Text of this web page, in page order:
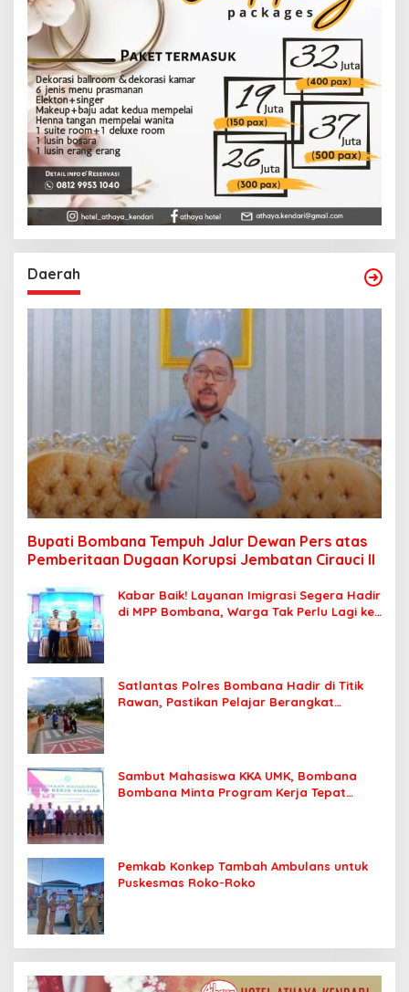
Daerah
Bupati Bombana Tempuh Jalur Dewan Pers atas
Pemberitaan Dugaan Korupsi Jembatan Cirauci II
Kabar Baik! Layanan Imigrasi Segera Hadir
di MPP Bombana, Warga Tak Perlu Lagi ke
Satlantas Polres Bombana Hadir di Titik
Rawan, Pastikan Pelajar Berangkat
Sambut Mahasiswa KKA UMK, Bombana
Bombana Minta Program Kerja Tepat
Pemkab Konkep Tambah Ambulans untuk
Puskesmas Roko-Roko